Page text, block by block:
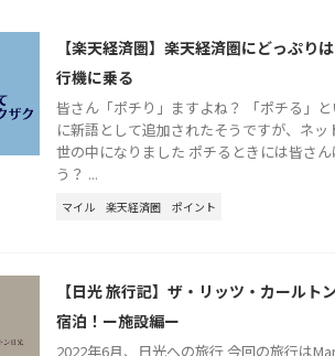
【楽天経済圏】楽天経済圏にどっぷり
行機に乗る
皆さん「ポチり」ますよね？ 「ポチる」
に新語として追加されたそうですが、ネ
世の中になりました ポチるときには皆さ
う？ ...
マイル 楽天経済圏 ポイント
【日光 旅行記】ザ・リッツ・カールト
宿泊！ー施設編ー
2022年6月、日光への旅行 今回の旅行は